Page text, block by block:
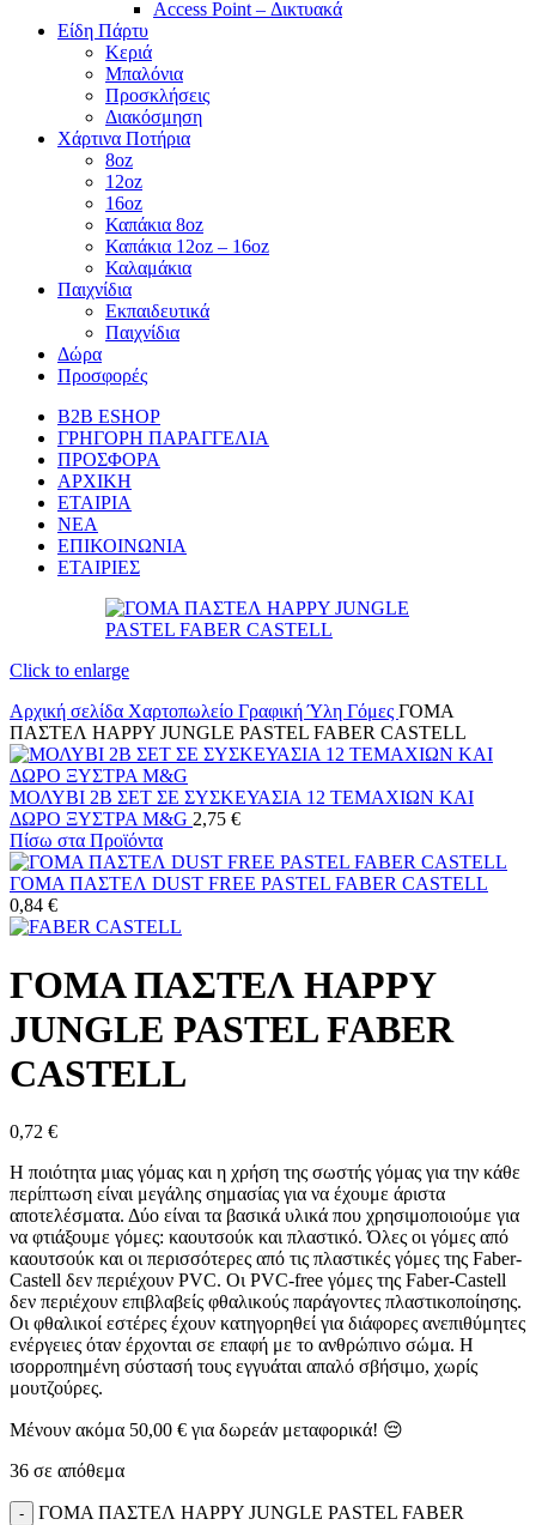
Access Point – Δικτυακά
Είδη Πάρτυ
Κεριά
Μπαλόνια
Προσκλήσεις
Διακόσμηση
Χάρτινα Ποτήρια
8oz
12oz
16oz
Καπάκια 8oz
Καπάκια 12oz – 16oz
Καλαμάκια
Παιχνίδια
Εκπαιδευτικά
Παιχνίδια
Δώρα
Προσφορές
B2B ESHOP
ΓΡΗΓΟΡΗ ΠΑΡΑΓΓΕΛΙΑ
ΠΡΟΣΦΟΡΑ
ΑΡΧΙΚΗ
ΕΤΑΙΡΙΑ
ΝΕΑ
ΕΠΙΚΟΙΝΩΝΙΑ
ΕΤΑΙΡΙΕΣ
Click to enlarge
Αρχική σελίδα Χαρτοπωλείο Γραφική Ύλη Γόμες ΓΟΜΑ
ΠΑΣΤΕΛ HAPPY JUNGLE PASTEL FABER CASTELL
ΜΟΛΥΒΙ 2B ΣΕΤ ΣΕ ΣΥΣΚΕΥΑΣΙΑ 12 ΤΕΜΑΧΙΩΝ ΚΑΙ
ΔΩΡΟ ΞΥΣΤΡΑ M&G 2,75 €
Πίσω στα Προϊόντα
ΓΟΜΑ ΠΑΣΤΕΛ DUST FREE PASTEL FABER CASTELL
0,84 €
ΓΟΜΑ ΠΑΣΤΕΛ HAPPY
JUNGLE PASTEL FABER
CASTELL
0,72 €
Η ποιότητα μιας γόμας και η χρήση της σωστής γόμας για την κάθε
περίπτωση είναι μεγάλης σημασίας για να έχουμε άριστα
αποτελέσματα. Δύο είναι τα βασικά υλικά που χρησιμοποιούμε για
να φτιάξουμε γόμες: καουτσούκ και πλαστικό. Όλες οι γόμες από
καουτσούκ και οι περισσότερες από τις πλαστικές γόμες της Faber-
Castell δεν περιέχουν PVC. Οι PVC-free γόμες της Faber-Castell
δεν περιέχουν επιβλαβείς φθαλικούς παράγοντες πλαστικοποίησης.
Οι φθαλικοί εστέρες έχουν κατηγορηθεί για διάφορες ανεπιθύμητες
ενέργειες όταν έρχονται σε επαφή με το ανθρώπινο σώμα. Η
ισορροπημένη σύστασή τους εγγυάται απαλό σβήσιμο, χωρίς
μουτζούρες.
Μένουν ακόμα 50,00 € για δωρεάν μεταφορικά! 😔
36 σε απόθεμα
ΓΟΜΑ ΠΑΣΤΕΛ HAPPY JUNGLE PASTEL FABER